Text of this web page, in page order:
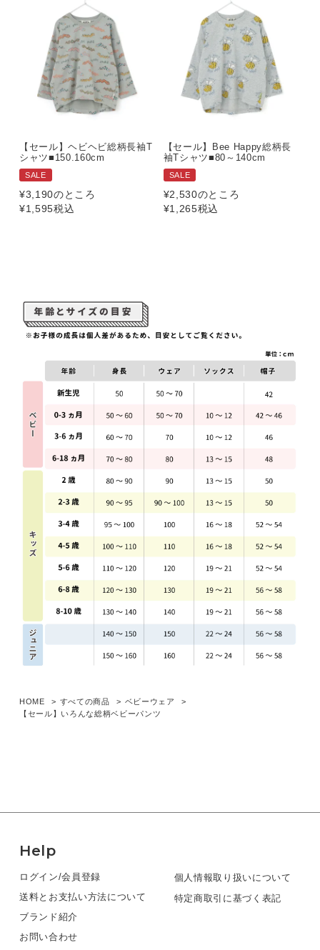
【セール】ヘビヘビ総柄長袖T
シャツ■150.160cm
SALE
¥3,190のところ
¥1,595税込
【セール】Bee Happy総柄長
袖Tシャツ■80～140cm
SALE
¥2,530のところ
¥1,265税込
HOME すべての商品
ベビーウェア
【セール】いろんな総柄ベビーパンツ
Help
ログイン/会員登録
送料とお支払い方法について
ブランド紹介
お問い合わせ
個人情報取り扱いについて
特定商取引に基づく表記